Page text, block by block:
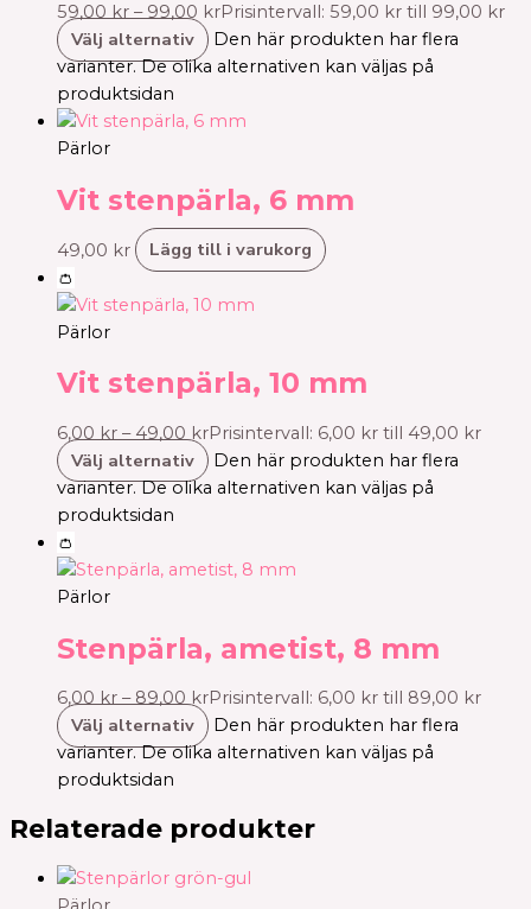
59,00 kr – 99,00 krPrisintervall: 59,00 kr till 99,00 kr
Välj alternativ
Den här produkten har flera
varianter. De olika alternativen kan väljas på
produktsidan
Pärlor
Vit stenpärla, 6 mm
49,00 kr Lägg till i varukorg
👛
Pärlor
Vit stenpärla, 10 mm
6,00 kr – 49,00 krPrisintervall: 6,00 kr till 49,00 kr
Välj alternativ
Den här produkten har flera
varianter. De olika alternativen kan väljas på
produktsidan
👛
Pärlor
Stenpärla, ametist, 8 mm
6,00 kr – 89,00 krPrisintervall: 6,00 kr till 89,00 kr
Välj alternativ
Den här produkten har flera
varianter. De olika alternativen kan väljas på
produktsidan
Relaterade produkter